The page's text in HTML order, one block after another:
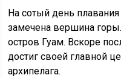
На сотый день
замечена вершина
остров Гуам. Вскоре
достиг своей главной
архипелага.